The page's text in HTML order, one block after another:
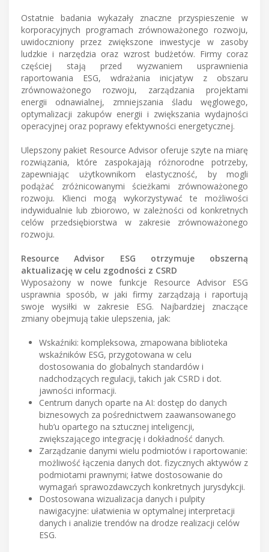
Ostatnie badania wykazały znaczne przyspieszenie w
korporacyjnych programach zrównoważonego rozwoju,
uwidoczniony przez zwiększone inwestycje w zasoby
ludzkie i narzędzia oraz wzrost budżetów. Firmy coraz
częściej stają przed wyzwaniem usprawnienia
raportowania ESG, wdrażania inicjatyw z obszaru
zrównoważonego rozwoju, zarządzania projektami
energii odnawialnej, zmniejszania śladu węglowego,
optymalizacji zakupów energii i zwiększania wydajności
operacyjnej oraz poprawy efektywności energetycznej.
Ulepszony pakiet Resource Advisor oferuje szyte na miarę
rozwiązania, które zaspokajają różnorodne potrzeby,
zapewniając użytkownikom elastyczność, by mogli
podążać zróżnicowanymi ścieżkami zrównoważonego
rozwoju. Klienci mogą wykorzystywać te możliwości
indywidualnie lub zbiorowo, w zależności od konkretnych
celów przedsiębiorstwa w zakresie zrównoważonego
rozwoju.
Resource Advisor ESG otrzymuje obszerną
aktualizację w celu zgodności z CSRD
Wyposażony w nowe funkcje Resource Advisor ESG
usprawnia sposób, w jaki firmy zarządzają i raportują
swoje wysiłki w zakresie ESG. Najbardziej znaczące
zmiany obejmują takie ulepszenia, jak:
Wskaźniki: kompleksowa, zmapowana biblioteka
wskaźników ESG, przygotowana w celu
dostosowania do globalnych standardów i
nadchodzących regulacji, takich jak CSRD i dot.
jawności informacji.
Centrum danych oparte na AI: dostęp do danych
biznesowych za pośrednictwem zaawansowanego
hub’u opartego na sztucznej inteligencji,
zwiększającego integrację i dokładność danych.
Zarządzanie danymi wielu podmiotów i raportowanie:
możliwość łączenia danych dot. fizycznych aktywów z
podmiotami prawnymi; łatwe dostosowanie do
wymagań sprawozdawczych konkretnych jurysdykcji.
Dostosowana wizualizacja danych i pulpity
nawigacyjne: ułatwienia w optymalnej interpretacji
danych i analizie trendów na drodze realizacji celów
ESG.